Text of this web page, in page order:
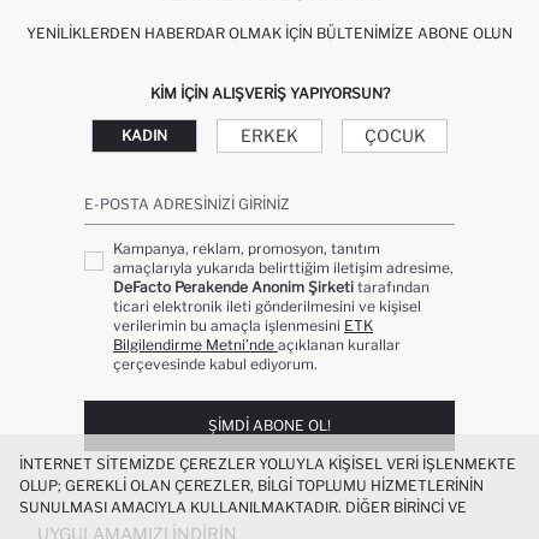
YENILIKLERDEN HABERDAR OLMAK İÇIN BÜLTENIMIZE ABONE OLUN
KIM IÇIN ALIŞVERIŞ YAPIYORSUN?
KADIN ERKEK ÇOCUK
E-POSTA ADRESINIZI GIRINIZ
Kampanya, reklam, promosyon, tanıtım
amaçlarıyla yukarıda belirttiğim iletişim adresime,
DeFacto Perakende Anonim Şirketi tarafından
ticari elektronik ileti gönderilmesini ve kişisel
verilerimin bu amaçla işlenmesini ETK
Bilgilendirme Metni’nde açıklanan kurallar
çerçevesinde kabul ediyorum.
ŞIMDI ABONE OL!
UYGULAMAMIZI İNDIRIN
İNTERNET SITEMIZDE ÇEREZLER YOLUYLA KIŞISEL VERI IŞLENMEKTE
OLUP; GEREKLI OLAN ÇEREZLER, BILGI TOPLUMU HIZMETLERININ
SUNULMASI AMACIYLA KULLANILMAKTADIR. DIĞER BIRINCI VE
ÜÇÜNCÜ TARAF ÇEREZLER ISE SIZE DAHA IYI BIR ALIŞVERIŞ